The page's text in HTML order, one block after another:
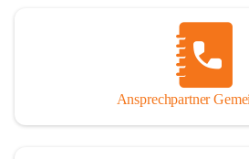
Ansprechpartner